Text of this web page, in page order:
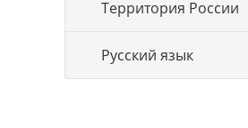
Территория России
Русский язык